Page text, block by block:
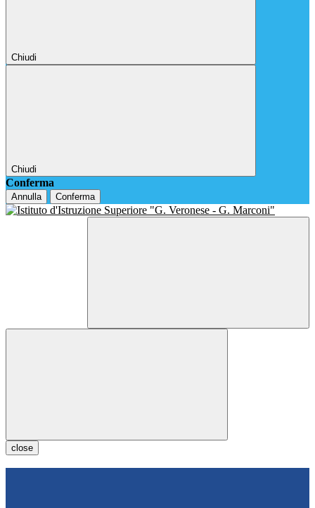
Chiudi
Chiudi
Conferma
Annulla Conferma
close